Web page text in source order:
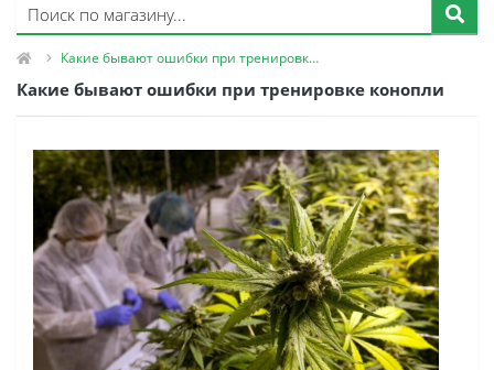
Какие бывают ошибки при тренировке конопли
Какие бывают ошибки при тренировке конопли